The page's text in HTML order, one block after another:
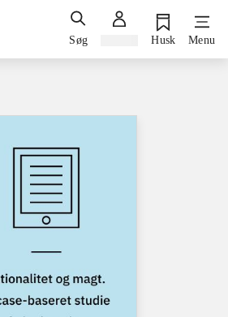
Søg Husk Menu